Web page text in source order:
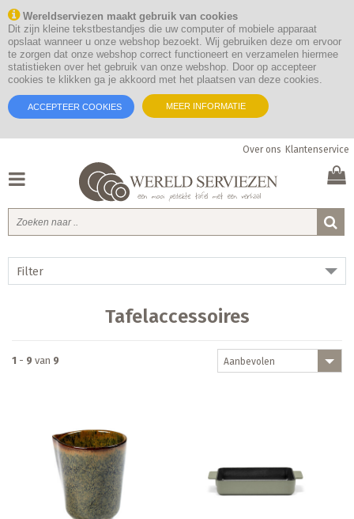
Wereldserviezen maakt gebruik van cookies
Dit zijn kleine tekstbestandjes die uw computer of mobiele apparaat
opslaat wanneer u onze webshop bezoekt. Wij gebruiken deze om ervoor
te zorgen dat onze webshop correct functioneert en verzamelen hiermee
statistieken over het gebruik van onze webshop. Door op accepteer
cookies te klikken ga je akkoord met het plaatsen van deze cookies.
ACCEPTEER COOKIES MEER INFORMATIE
Over ons Klantenservice
Filter
Tafelaccessoires
1 - 9 van 9 Aanbevolen